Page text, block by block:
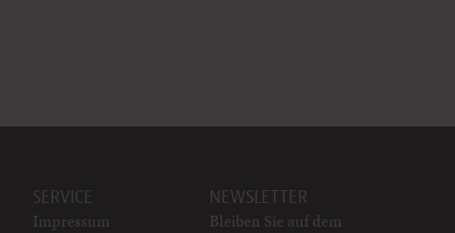
SERVICE
Impressum
NEWSLETTER
Bleiben Sie auf dem